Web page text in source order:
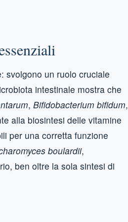
svolgono un ruolo cruciale
intestinale mostra che
, Bifidobacterium bifidum,
alla biosintesi delle vitamine
per una corretta funzione
boulardii,
ben oltre la sola sintesi di